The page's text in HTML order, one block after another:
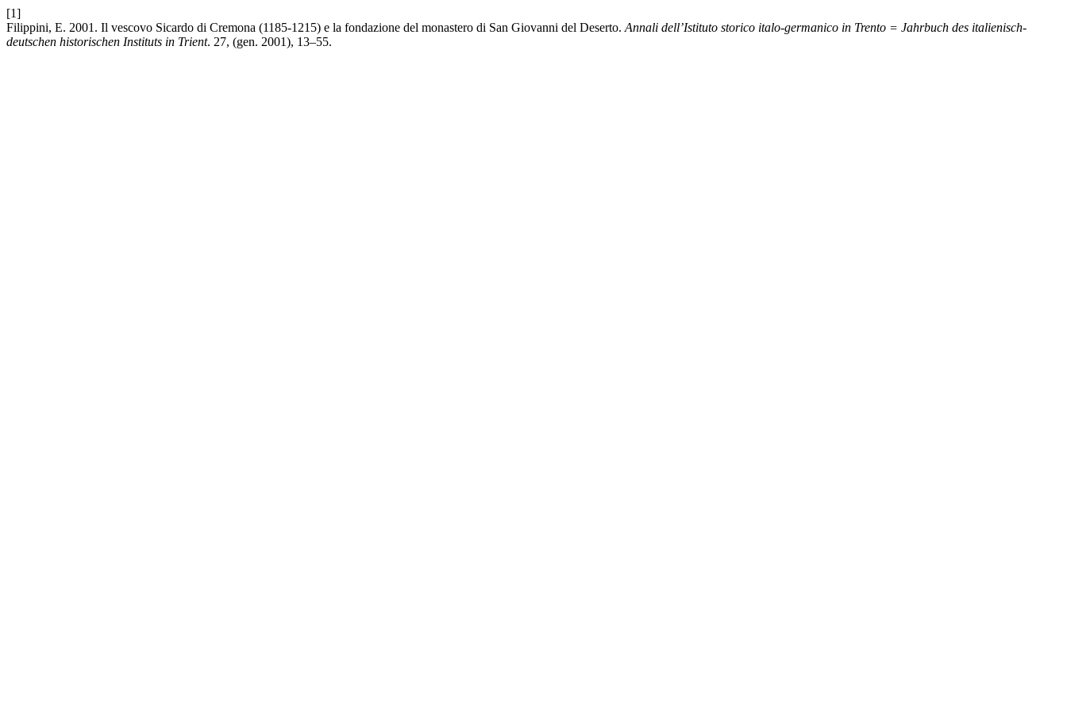
[1]
Filippini, E. 2001. Il vescovo Sicardo di Cremona (1185-1215) e la fondazione del monastero di San Giovanni del Deserto. Annali dell’Istituto storico italo-germanico in Trento = Jahrbuch des italienisch-
deutschen historischen Instituts in Trient. 27, (gen. 2001), 13–55.